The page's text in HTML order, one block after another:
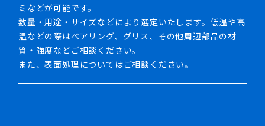
ミなどが可能です。
数量・用途・サイズなどにより選定いたします。低温や高
温などの際はベアリング、グリス、その他周辺部品の材
質・強度などご相談ください。
また、表面処理についてはご相談ください。